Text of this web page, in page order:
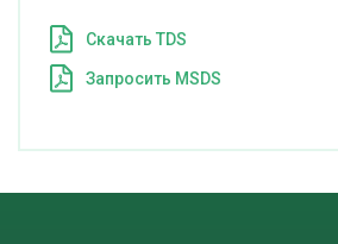
Cкачать TDS
Запросить MSDS